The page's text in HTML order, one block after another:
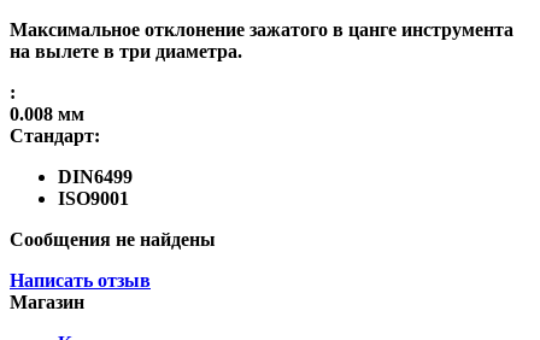
Максимальное отклонение зажатого в цанге инструмента
на вылете в три диаметра.
:
0.008 мм
Стандарт:
DIN6499
ISO9001
Сообщения не найдены
Написать отзыв
Магазин